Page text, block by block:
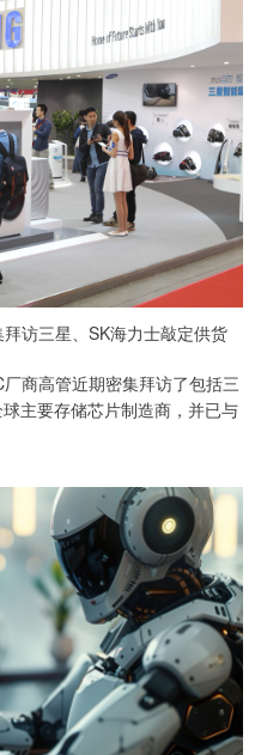
访三星、SK海力士敲定供货
商高管近期密集拜访了包括三
主要存储芯片制造商，并已与